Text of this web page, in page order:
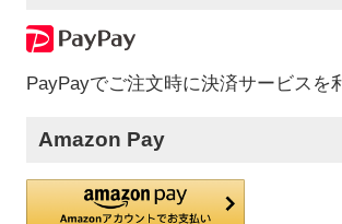
PayPayでご注文時に決済サービスを
Amazon Pay